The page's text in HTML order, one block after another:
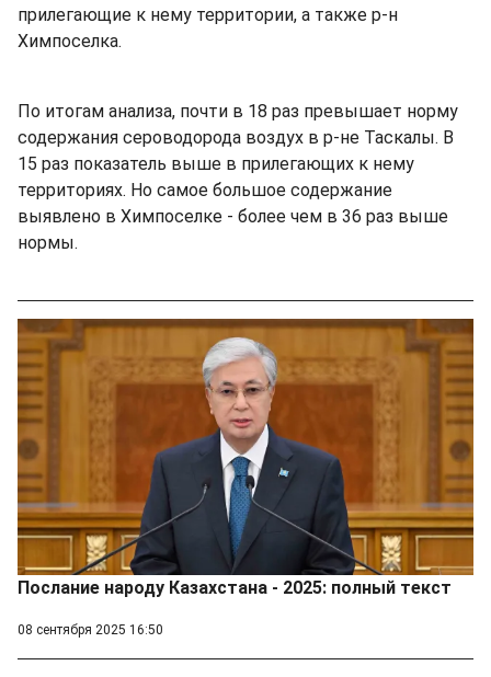
прилегающие к нему территории, а также р-н
Химпоселка.
По итогам анализа, почти в 18 раз превышает норму
содержания сероводорода воздух в р-не Таскалы. В
15 раз показатель выше в прилегающих к нему
территориях. Но самое большое содержание
выявлено в Химпоселке - более чем в 36 раз выше
нормы.
Послание народу Казахстана - 2025: полный текст
08 сентября 2025 16:50